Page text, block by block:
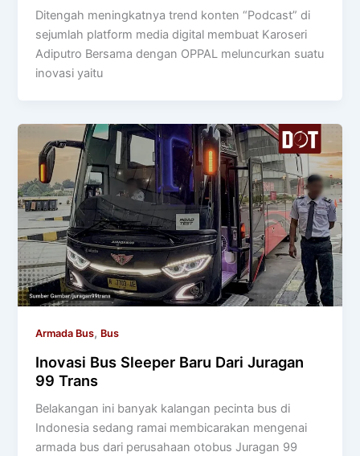
Ditengah meningkatnya trend konten “Podcast” di
sejumlah platform media digital membuat Karoseri
Adiputro Bersama dengan OPPAL meluncurkan suatu
inovasi yaitu
Armada Bus, Bus
Inovasi Bus Sleeper Baru Dari Juragan
99 Trans
Belakangan ini banyak kalangan pecinta bus di
Indonesia sedang ramai membicarakan mengenai
armada bus dari perusahaan otobus Juragan 99